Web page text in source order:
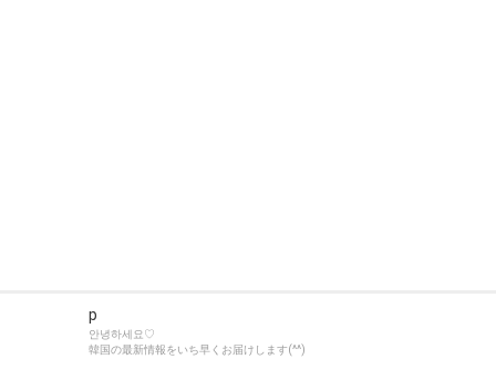
p
안녕하세요♡
韓国の最新情報をいち早くお届けします(^^)